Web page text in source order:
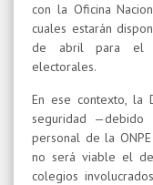
con la Oficina
cuales estarán
de abril para el
electorales.
En ese contexto, la
seguridad
personal de la
no será viable el
colegios